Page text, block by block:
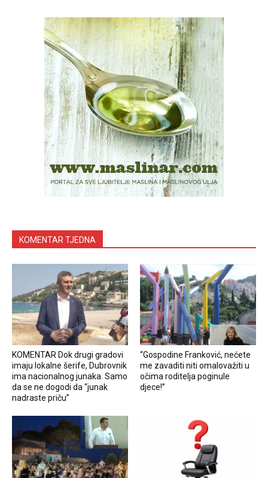
KOMENTAR TJEDNA
KOMENTAR Dok drugi gradovi
imaju lokalne šerife, Dubrovnik
ima nacionalnog junaka. Samo
da se ne dogodi da “junak
nadraste priču”
“Gospodine Franković, nećete
me zavaditi niti omalovažiti u
očima roditelja poginule
djece!”